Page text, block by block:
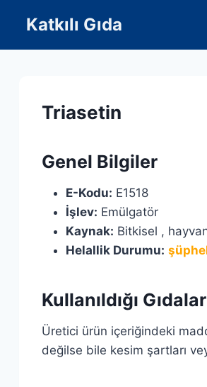
content
Katkılı Gıda
Triasetin
Genel Bilgiler
E-Kodu: E1518
İşlev: Emülgatör
Kaynak: Bitkisel ,
Helallik Durumu:
Kullanıldığı Gıdalar
Üretici ürün içeriğindeki
değilse bile kesim şartları